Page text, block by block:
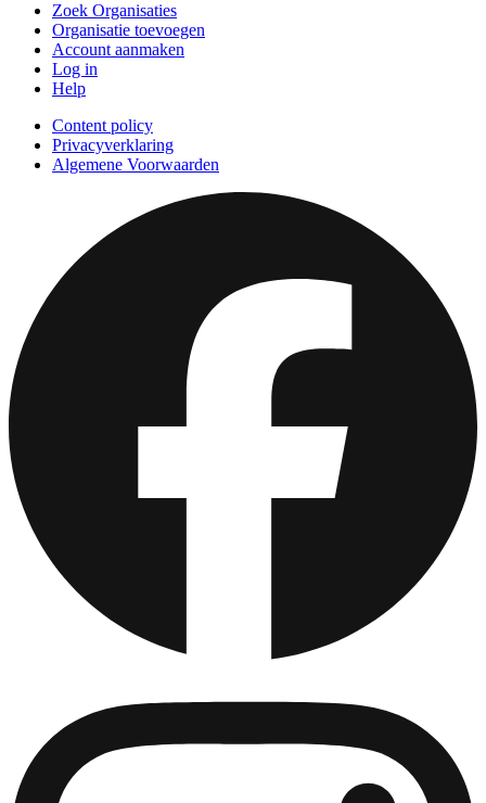
Zoek Organisaties
Organisatie toevoegen
Account aanmaken
Log in
Help
Content policy
Privacyverklaring
Algemene Voorwaarden